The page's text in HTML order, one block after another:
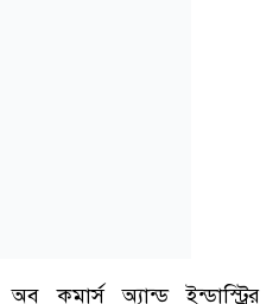
কমার্স অ্যান্ড ইন্ডাস্ট্রির